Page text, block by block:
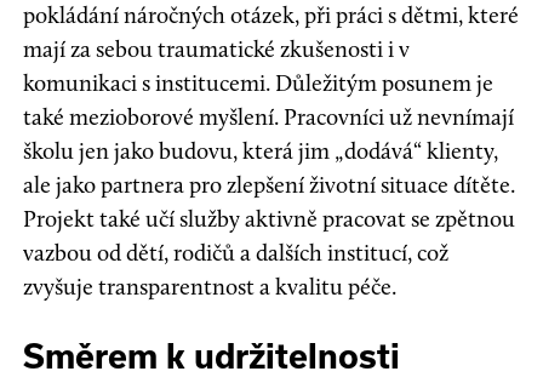
pokládání náročných otázek, při práci s dětmi, které
mají za sebou traumatické zkušenosti i v
komunikaci s institucemi. Důležitým posunem je
také mezioborové myšlení. Pracovníci už nevnímají
školu jen jako budovu, která jim „dodává“ klienty,
ale jako partnera pro zlepšení životní situace dítěte.
Projekt také učí služby aktivně pracovat se zpětnou
vazbou od dětí, rodičů a dalších institucí, což
zvyšuje transparentnost a kvalitu péče.
Směrem k udržitelnosti